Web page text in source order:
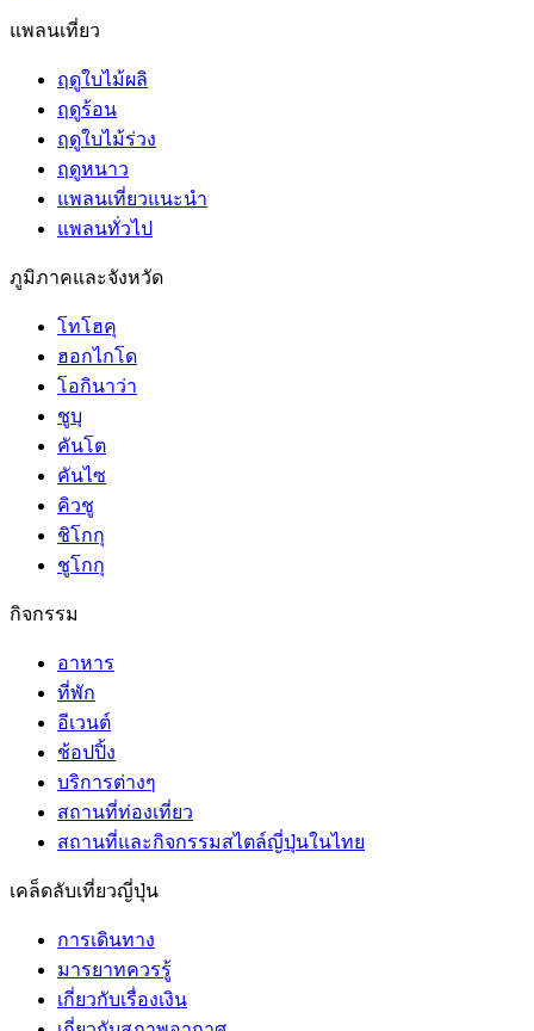
แพลนเที่ยว
ฤดูใบไม้ผลิ
ฤดูร้อน
ฤดูใบไม้ร่วง
ฤดูหนาว
แพลนเที่ยวแนะนำ
แพลนทั่วไป
ภูมิภาคและจังหวัด
โทโฮคุ
ฮอกไกโด
โอกินาว่า
ชูบุ
คันโต
คันไซ
คิวชู
ชิโกกุ
ชูโกกุ
กิจกรรม
อาหาร
ที่พัก
อีเวนต์
ช้อปปิ้ง
บริการต่างๆ
สถานที่ท่องเที่ยว
สถานที่และกิจกรรมสไตล์ญี่ปุ่นในไทย
เคล็ดลับเที่ยวญี่ปุ่น
การเดินทาง
มารยาทควรรู้
เกี่ยวกับเรื่องเงิน